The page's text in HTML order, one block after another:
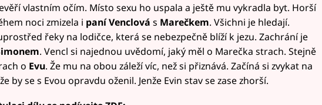
vlastním očím. Místo sexu ho uspala a ještě mu vykradla byt. Horší
noci zmizela i paní Venclová s Marečkem. Všichni je hledají.
řeky na lodičce, která se nebezpečně blíží k jezu. Zachrání je
. Vencl si najednou uvědomí, jaký měl o Marečka strach. Stejně
o Evu. Že mu na obou záleží víc, než si přiznává. Začíná si zvykat na
by se s Evou opravdu oženil. Jenže Evin stav se zase zhorší.